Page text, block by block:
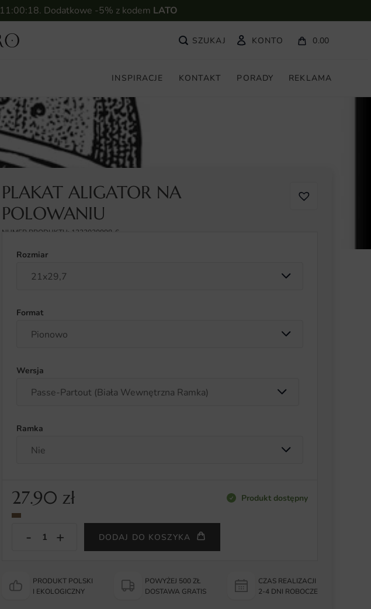
11:00:17. Dodatkowe -5% z kodem LATO
KONTO 0.00
INSPIRACJE KONTAKT PORADY REKLAMA
PLAKAT ALIGATOR NA
POLOWANIU
NUMER PRODUKTU: 1322020998-6
Rozmiar
Format
Wersja
Ramka
27.90 zł Produkt dostępny
DODAJ DO KOSZYKA
PRODUKT POLSKI
I EKOLOGICZNY
POWYŻEJ 500 ZŁ
DOSTAWA GRATIS
CZAS REALIZACJI
2-4 DNI ROBOCZE